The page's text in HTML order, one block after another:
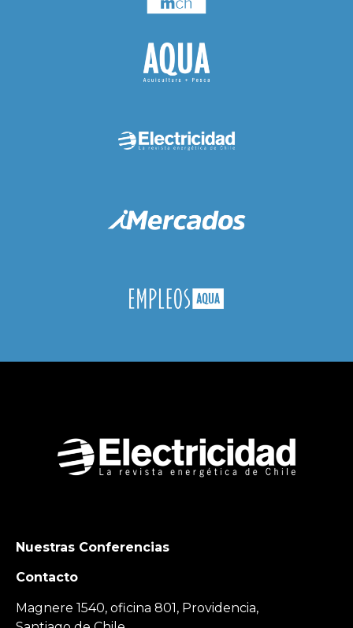
Nuestras Conferencias
Contacto
Magnere 1540, oficina 801, Providencia,